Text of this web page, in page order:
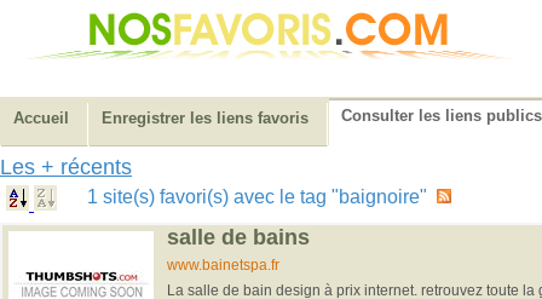
Accueil Enregistrer les liens favoris Consulter les liens publics
Les + récents
1 site(s) favori(s) avec le tag "baignoire"
salle de bains
www.bainetspa.fr
La salle de bain design à prix internet. retrouvez toute